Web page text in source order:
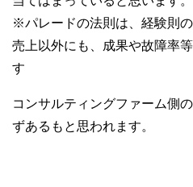
※パレードの法則は、経験則
売上以外にも、成果や故障率
す
コンサルティングファーム側
ずあるもと思われます。